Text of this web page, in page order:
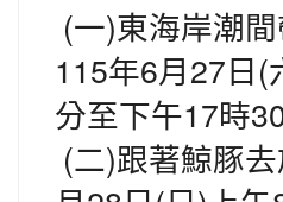
(一)東海岸潮間
115年6月27日(
分至下午17時
(二)跟著鯨豚